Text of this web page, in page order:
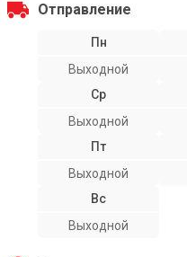
Отправление
Пн
Выходной
Ср
Выходной
Пт
Выходной
Вс
Выходной